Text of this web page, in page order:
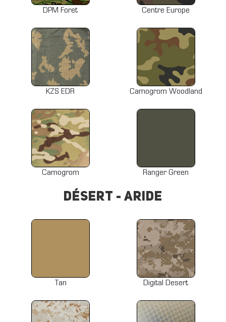
DPM Foret Centre Europe
KZS EDR Camogrom Woodland
Camogrom Ranger Green
Désert - Aride
Tan Digital Desert